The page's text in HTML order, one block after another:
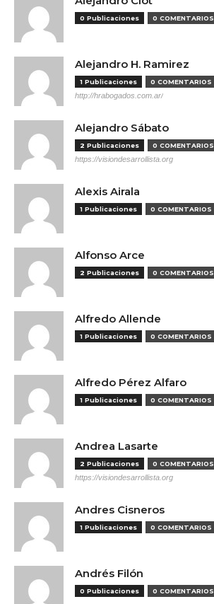
0 Publicaciones 0 COMENTARIOS
Alejandro H. Ramirez
1 Publicaciones 0 COMENTARIOS
http://hrabogados.com.ar/
Alejandro Sábato
2 Publicaciones 0 COMENTARIOS
https://visiondesarrollista.org
Alexis Airala
1 Publicaciones 0 COMENTARIOS
Alfonso Arce
2 Publicaciones 0 COMENTARIOS
Alfredo Allende
1 Publicaciones 0 COMENTARIOS
Alfredo Pérez Alfaro
1 Publicaciones 0 COMENTARIOS
Andrea Lasarte
2 Publicaciones 0 COMENTARIOS
https://visiondesarrollista.org
Andres Cisneros
1 Publicaciones 0 COMENTARIOS
Andrés Filón
0 Publicaciones 0 COMENTARIOS